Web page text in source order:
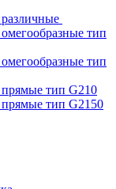
тип
тип
тип G210
тип G2150